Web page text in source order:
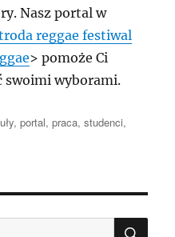
Nasz portal w
reggae festiwal
> pomoże Ci
swoimi wyborami.
,portal,praca,studenci,